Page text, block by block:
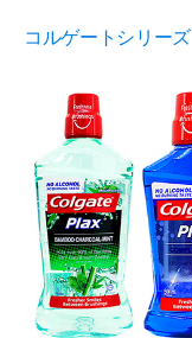
コルゲートシリーズ